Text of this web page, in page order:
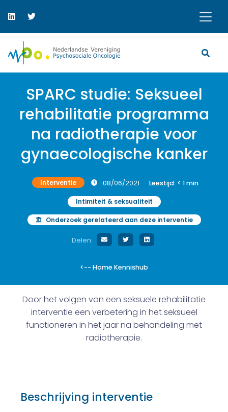
SPARC studie: Seksueel
rehabilitatie programma
na radiotherapie voor
gynaecologische kanker
Interventie 08/06/2021 Leestijd: < 1min
Intimiteit & seksualiteit
Onderzoek gerelateerd aan deze interventie
Delen:
<-- Home Kennishub
Door het volgen van een seksuele rehabilitatie
interventie een verbetering in het seksueel
functioneren in het jaar na behandeling met
radiotherapie.
Beschrijving interventie